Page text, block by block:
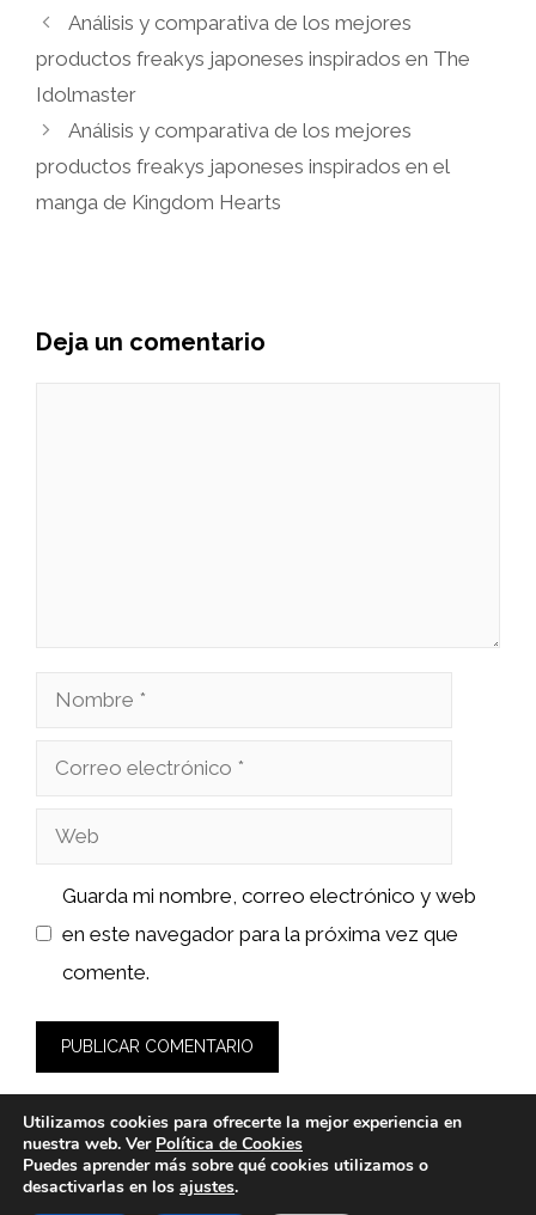
Análisis y comparativa de los mejores
productos freakys japoneses inspirados en The
Idolmaster
Análisis y comparativa de los mejores
productos freakys japoneses inspirados en el
manga de Kingdom Hearts
Deja un comentario
Nombre
Correo
Web
Guarda mi nombre, correo electrónico y web
en este navegador para la próxima vez que
comente.
© 2026 sushiyakuza.es -Política de Privacidad y Aviso Legal
Utilizamos cookies para ofrecerte la mejor experiencia en
nuestra web. Ver Política de Cookies
Puedes aprender más sobre qué cookies utilizamos o
desactivarlas en los ajustes.